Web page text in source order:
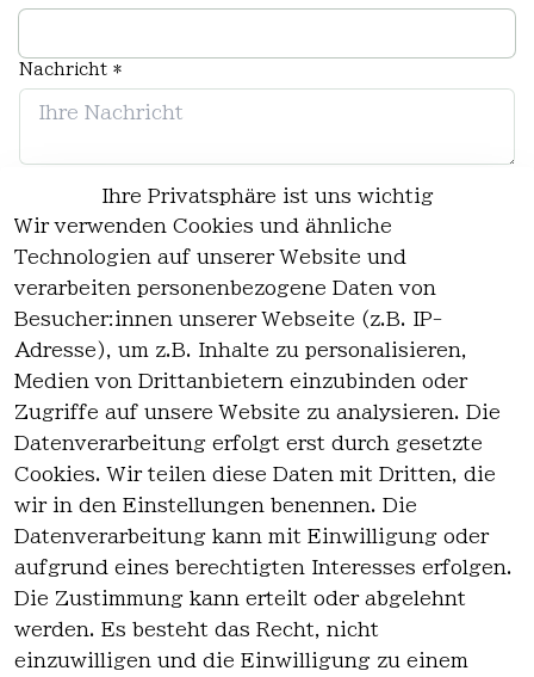
Nachricht *
Datenschutzerklärung gelesen habe.*
* markierte Felder sind erforderlich
Alles löschen
Anfrage senden
Ihre Privatsphäre ist uns wichtig
Wir verwenden Cookies und ähnliche
Technologien auf unserer Website und
verarbeiten personenbezogene Daten von
Besucher:innen unserer Webseite (z.B. IP-
Adresse), um z.B. Inhalte zu personalisieren,
Medien von Drittanbietern einzubinden oder
Zugriffe auf unsere Website zu analysieren. Die
Datenverarbeitung erfolgt erst durch gesetzte
Cookies. Wir teilen diese Daten mit Dritten, die
wir in den Einstellungen benennen. Die
Datenverarbeitung kann mit Einwilligung oder
aufgrund eines berechtigten Interesses erfolgen.
Die Zustimmung kann erteilt oder abgelehnt
werden. Es besteht das Recht, nicht
einzuwilligen und die Einwilligung zu einem
es
AGB
Datenschutz
Kontakt
Kontakt
Registrieren